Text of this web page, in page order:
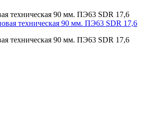
техническая 90 мм. ПЭ63 SDR 17,6
техническая 90 мм. ПЭ63 SDR 17,6